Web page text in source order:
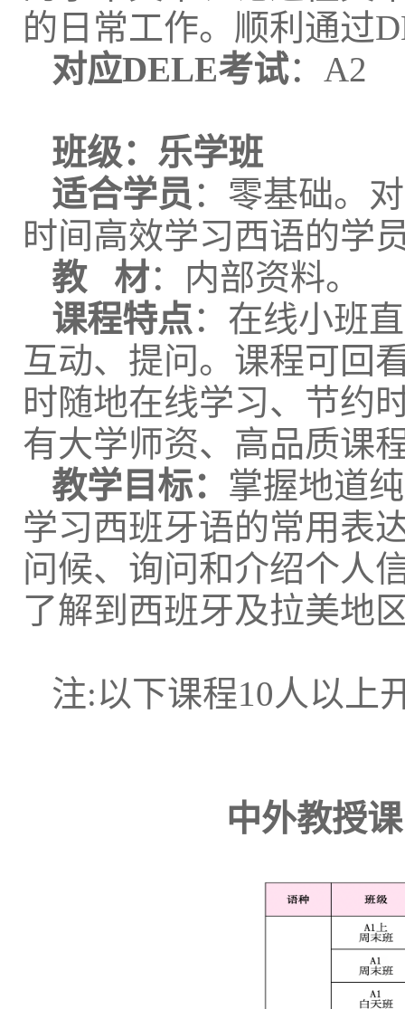
的日常工作。顺利通过
对应DELE考试：A2
班级： 乐学班
适合学员 ：零基础。
时间高效学习西语的学
教 材：内部资料。
课程特点：在线小班
互动、提问。课程可回
时随地在线学习、节约
有大学师资、高品质课
教学目标： 掌握地道
学习西班牙语的常用表
问候、询问和介绍个人
了解到西班牙及拉美地
注:以下课程10人以上
中外教授